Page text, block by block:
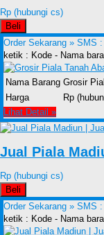
Rp (hubungi cs)
Beli
Order Sekarang » SMS :
ketik : Kode - Nama
Nama Barang Grosir
Harga
Rp
Lihat Detail »
Jual Piala
Rp (hubungi cs)
Beli
Order Sekarang » SMS :
ketik : Kode - Nama